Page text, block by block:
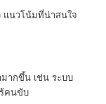
แนวโน้มที่น่าสนใจ
ากขึ้น เช่น ระบบ
คนขับ